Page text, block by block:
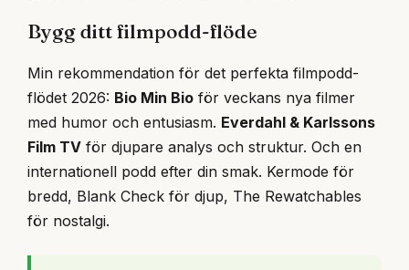
Bygg ditt filmpodd-flöde
Min rekommendation för det perfekta filmpodd-
flödet 2026: Bio Min Bio för veckans nya filmer
med humor och entusiasm. Everdahl & Karlssons
Film TV för djupare analys och struktur. Och en
internationell podd efter din smak. Kermode för
bredd, Blank Check för djup, The Rewatchables
för nostalgi.